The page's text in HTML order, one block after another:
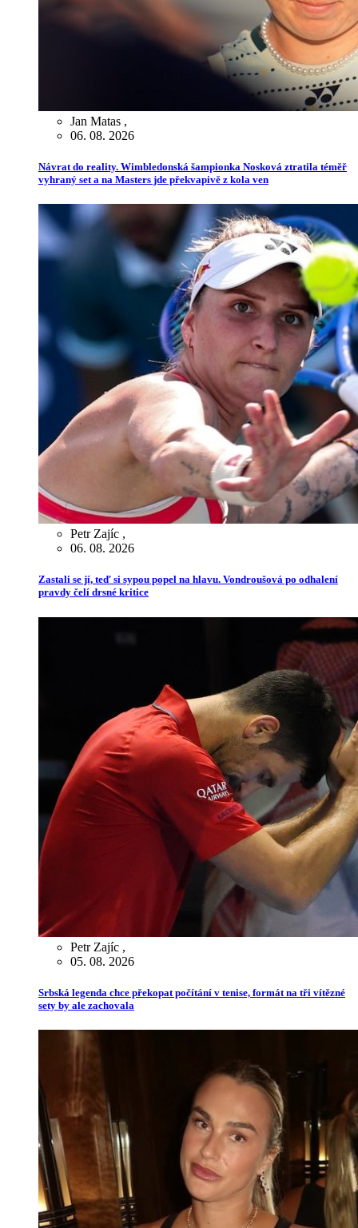
Jan Matas ,
06. 08. 2026
Návrat do reality. Wimbledonská šampionka Nosková ztratila téměř
vyhraný set a na Masters jde překvapivě z kola ven
Petr Zajíc ,
06. 08. 2026
Zastali se jí, teď si sypou popel na hlavu. Vondroušová po odhalení
pravdy čelí drsné kritice
Petr Zajíc ,
05. 08. 2026
Srbská legenda chce překopat počítání v tenise, formát na tři vítězné
sety by ale zachovala